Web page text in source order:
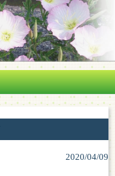
2020/04/09